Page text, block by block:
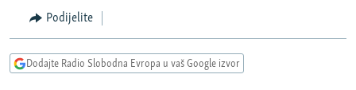
Pređite
na
pretragu
VIZUELNO
RAT U UKRAJINI
Podijelite
Dodajte Radio Slobodna Evropa u vaš Google izvor